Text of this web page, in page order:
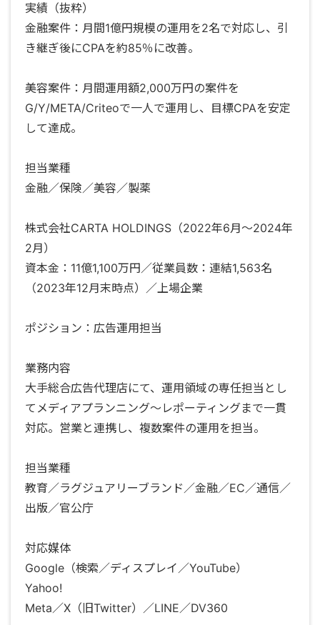
実績（抜粋）
金融案件：月間1億円規模の運用を2名で対応し、引
き継ぎ後にCPAを約85％に改善。
美容案件：月間運用額2,000万円の案件を
G/Y/META/Criteoで一人で運用し、目標CPAを安定
して達成。
担当業種
金融／保険／美容／製薬
株式会社CARTA HOLDINGS（2022年6月〜2024年
2月）
資本金：11億1,100万円／従業員数：連結1,563名
（2023年12月末時点）／上場企業
ポジション：広告運用担当
業務内容
大手総合広告代理店にて、運用領域の専任担当とし
てメディアプランニング〜レポーティングまで一貫
対応。営業と連携し、複数案件の運用を担当。
担当業種
教育／ラグジュアリーブランド／金融／EC／通信／
出版／官公庁
対応媒体
Google（検索／ディスプレイ／YouTube）
Yahoo!
Meta／X（旧Twitter）／LINE／DV360